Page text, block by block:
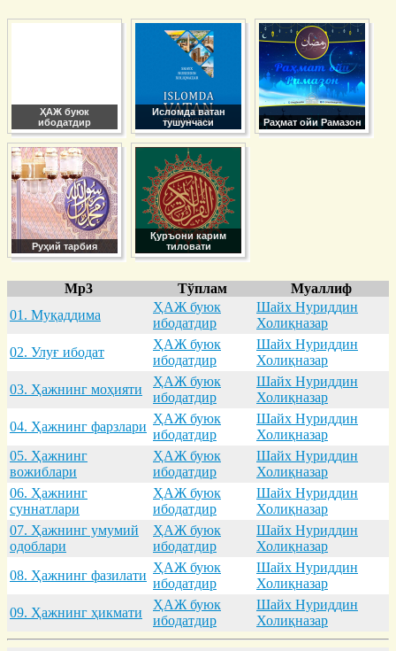
ҲАЖ буюк
ибодатдир
Исломда ватан
тушунчаси
Раҳмат ойи Рамазон
Руҳий тарбия
Қуръони карим
тиловати
Mp3 Тўплам
Муаллиф
01. Муқaддимa
ҲАЖ буюк
ибодатдир
Шайх Нуриддин
Холиқназар
02. Улуғ ибодaт
ҲАЖ буюк
ибодатдир
Шайх Нуриддин
Холиқназар
03. Ҳaжнинг моҳияти
ҲАЖ буюк
ибодатдир
Шайх Нуриддин
Холиқназар
04. Ҳaжнинг фaрзлaри
ҲАЖ буюк
ибодатдир
Шайх Нуриддин
Холиқназар
05. Ҳaжнинг
вожиблaри
ҲАЖ буюк
ибодатдир
Шайх Нуриддин
Холиқназар
06. Ҳaжнинг
суннaтлaри
ҲАЖ буюк
ибодатдир
Шайх Нуриддин
Холиқназар
07. Ҳaжнинг умумий
одоблaри
ҲАЖ буюк
ибодатдир
Шайх Нуриддин
Холиқназар
08. Ҳaжнинг фaзилaти
ҲАЖ буюк
ибодатдир
Шайх Нуриддин
Холиқназар
09. Ҳaжнинг ҳикмaти
ҲАЖ буюк
ибодатдир
Шайх Нуриддин
Холиқназар